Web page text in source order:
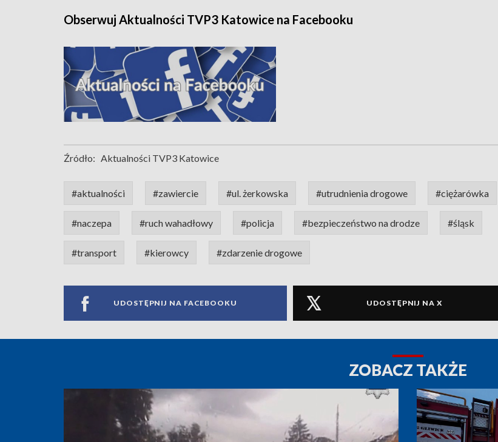
Obserwuj Aktualności TVP3 Katowice na Facebooku
Źródło: Aktualności TVP3 Katowice
#aktualności #zawiercie #ul. żerkowska #utrudnienia drogowe #ciężarówka
#naczepa #ruch wahadłowy #policja #bezpieczeństwo na drodze #śląsk
#transport #kierowcy #zdarzenie drogowe
UDOSTĘPNIJ NA FACEBOOKU UDOSTĘPNIJ NA X
ZOBACZ TAKŻE